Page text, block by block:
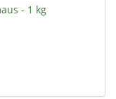
- 1 kg